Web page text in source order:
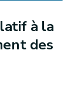
à la
des